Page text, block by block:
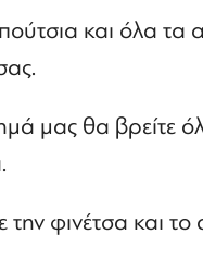
και όλα τα
μας θα βρείτε
φινέτσα και το